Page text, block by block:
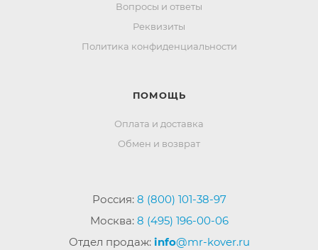
Вопросы и ответы
Реквизиты
Политика конфиденциальности
ПОМОЩЬ
Оплата и доставка
Обмен и возврат
Россия: 8 (800) 101-38-97
Москва: 8 (495) 196-00-06
Отдел продаж: info@mr-kover.ru